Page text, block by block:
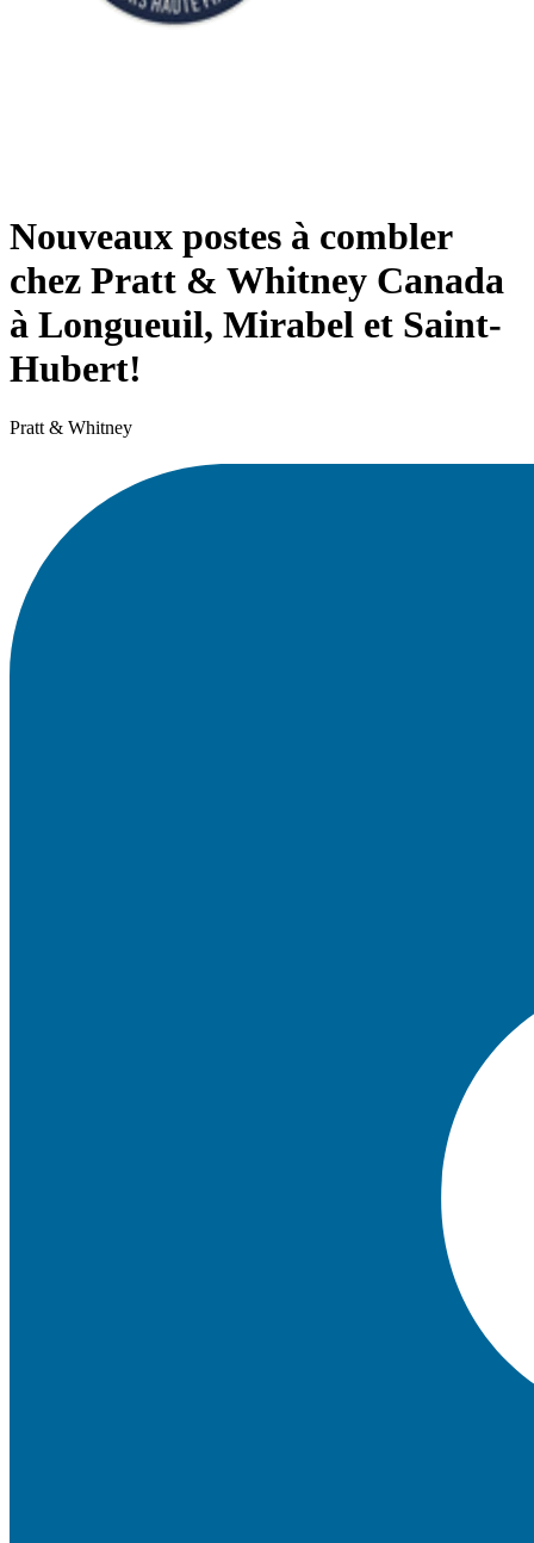
Nouveaux postes à combler
chez Pratt & Whitney Canada
à Longueuil, Mirabel et Saint-
Hubert!
Pratt & Whitney